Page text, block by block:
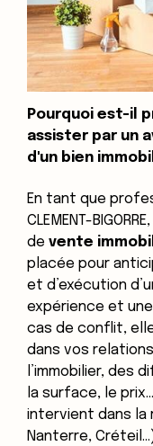
Pourquoi est-il
assister par un
d'un bien
En tant que
CLEMENT-
de vente
placée pour
et d’exécution
expérience et
cas de conflit,
dans vos
l’immobilier, des
la surface, le prix...
intervient dans la
Nanterre,